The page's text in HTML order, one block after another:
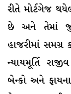
રીતે મોર્ટગેજ
છે અને તેમાં
હાજરીમાં સમગ્ર
ન્યાયમૂર્તિ
બેન્કો અને